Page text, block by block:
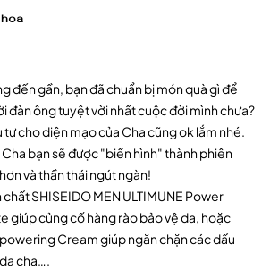
hoa
đến gần, bạn đã chuẩn bị món quà gì để
đàn ông tuyệt vời nhất cuộc đời mình chưa?
cho diện mạo của Cha cũng ok lắm nhé.
bạn sẽ được "biến hình" thành phiên
và thần thái ngút ngàn!
SHISEIDO MEN ULTIMUNE Power
giúp củng cố hàng rào bảo vệ da, hoặc
Cream giúp ngăn chặn các dấu
cha….